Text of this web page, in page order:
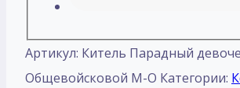
Артикул: Китель Парадный
Общевойсковой М-О Категории: